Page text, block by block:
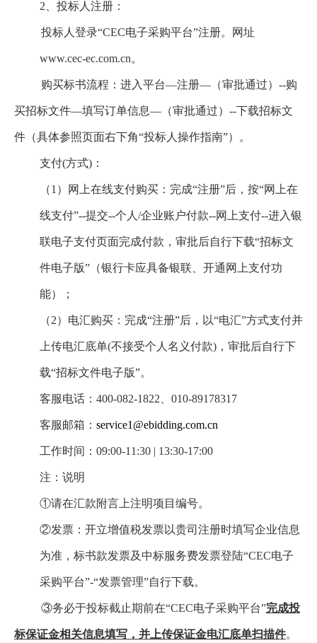
2、投标人注册：
投标人登录“CEC电子采购平台”注册。网址
www.cec-ec.com.cn。
购买标书流程：进入平台—注册—（审批通过）--购
买招标文件—填写订单信息—（审批通过）--下载招标文
件（具体参照页面右下角“投标人操作指南”）。
支付(方式)：
（1）网上在线支付购买：完成“注册”后，按“网上在
线支付”--提交--个人/企业账户付款--网上支付--进入银
联电子支付页面完成付款，审批后自行下载“招标文
件电子版”（银行卡应具备银联、开通网上支付功
能）；
（2）电汇购买：完成“注册”后，以“电汇”方式支付并
上传电汇底单(不接受个人名义付款)，审批后自行下
载“招标文件电子版”。
客服电话：400-082-1822、010-89178317
客服邮箱： service1@ebidding.com.cn
工作时间：09:00-11:30 | 13:30-17:00
注：说明
①请在汇款附言上注明项目编号。
②发票：开立增值税发票以贵司注册时填写企业信息
为准，标书款发票及中标服务费发票登陆“CEC电子
采购平台”-“发票管理”自行下载。
③务必于投标截止期前在“CEC电子采购平台”完成投
标保证金相关信息填写，并上传保证金电汇底单扫描件。